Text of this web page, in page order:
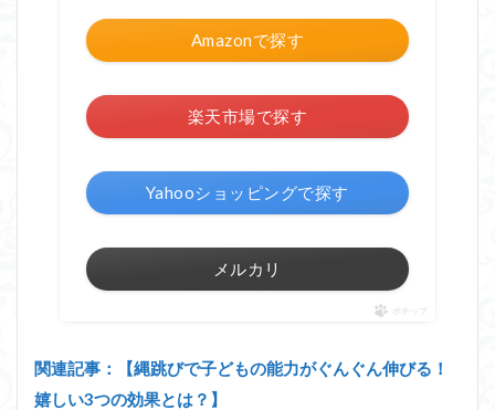
Amazonで探す
楽天市場で探す
Yahooショッピングで探す
メルカリ
ポチップ
関連記事：【縄跳びで子どもの能力がぐんぐん伸びる！
嬉しい3つの効果とは？】